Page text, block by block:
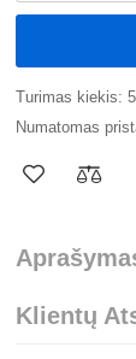
Turimas kiekis: 5
Numatomas
Klientų